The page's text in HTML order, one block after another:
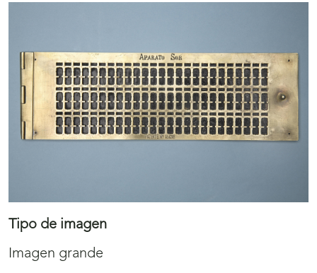
Tipo de imagen
Imagen grande